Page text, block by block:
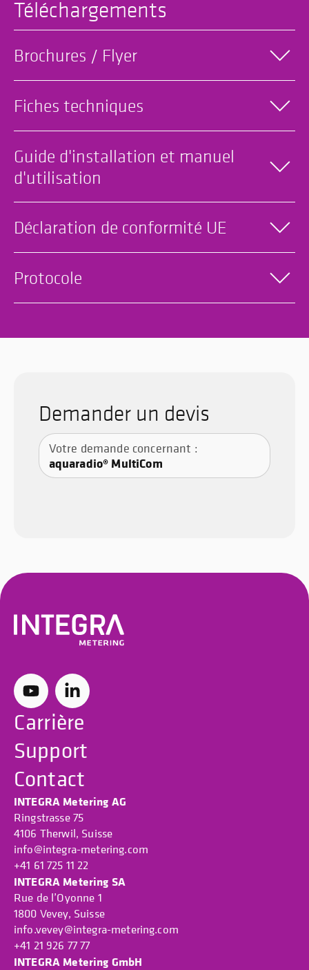
Téléchargements
Brochures / Flyer
Fiches techniques
Guide d'installation et manuel
d'utilisation
Déclaration de conformité UE
Protocole
Demander un devis
Votre demande concernant :
aquaradio® MultiCom
Carrière
Support
Contact
INTEGRA Metering AG
Ringstrasse 75
4106 Therwil, Suisse
info@integra-metering.com
+41 61 725 11 22
INTEGRA Metering SA
Rue de l’Oyonne 1
1800 Vevey, Suisse
info.vevey@integra-metering.com
+41 21 926 77 77
INTEGRA Metering GmbH